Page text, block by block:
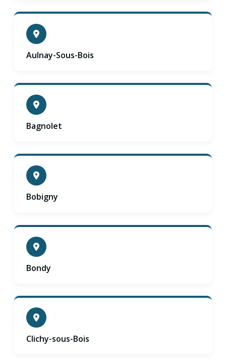
Aulnay-Sous-Bois
Bagnolet
Bobigny
Bondy
Clichy-sous-Bois